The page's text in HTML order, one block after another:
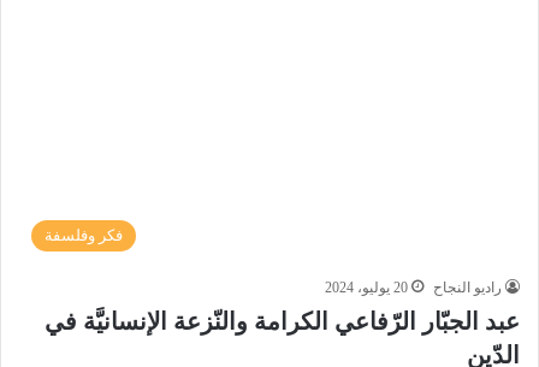
فكر وفلسفة
راديو النجاح 20 يوليو، 2024
عبد الجبّار الرّفاعي الكرامة والنّزعة الإنسانيَّة في
الدّين